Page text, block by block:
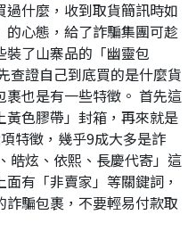
什麼，收到取貨簡訊時如
心態，給了詐騙集團可趁
裝了山寨品的「幽靈包
查證自己到底買的是什麼貨
也是有一些特徵。 首先這
色膠帶」封箱，再來就是
特徵，幾乎9成大多是詐
皓炫、依熙、長慶代寄」這
有「非賣家」等關鍵詞，
騙包裹，不要輕易付款取